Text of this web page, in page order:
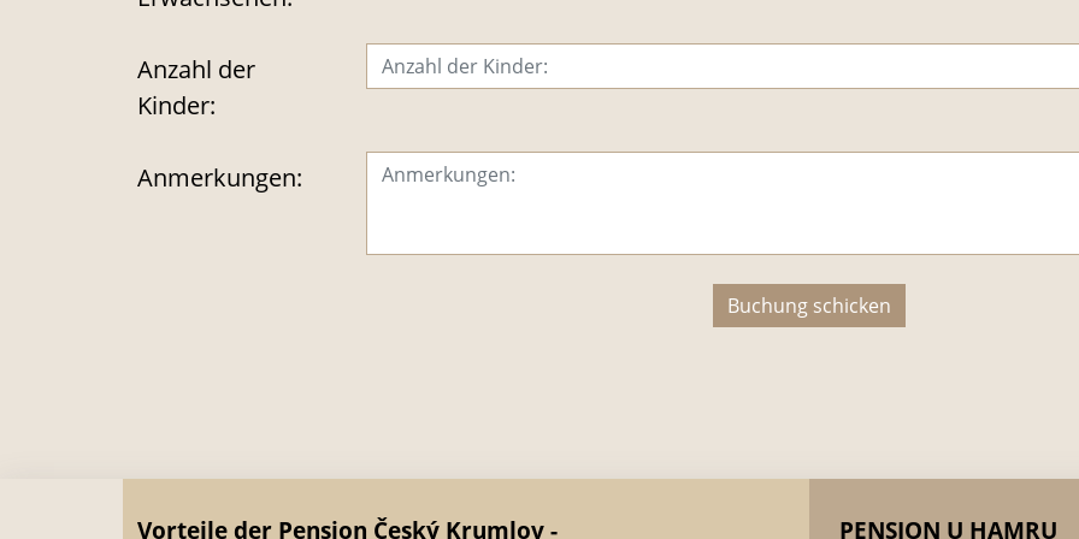
Anzahl der
Kinder:
Anmerkungen:
Buchung schicken
Vorteile der Pension Český Krumlov - PENSION U HAMRU